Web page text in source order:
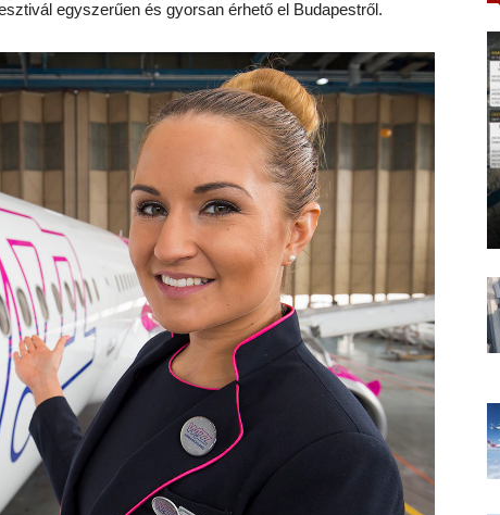
egyszerűen és gyorsan érhető el Budapestről.